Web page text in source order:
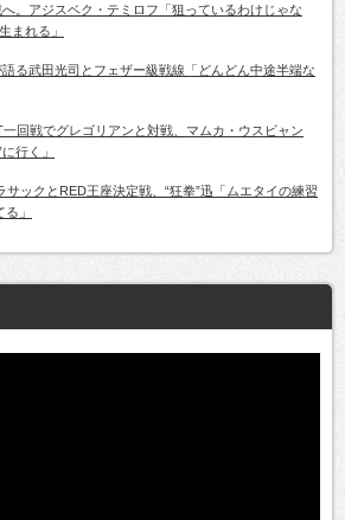
へ。アジスベク・テミロフ「狙っているわけじゃな
まれる」
語る武田光司とフェザー級戦線「どんどん中途半端な
一回戦でグレゴリアンと対戦、マムカ・ウスビャン
行く」
サックとRED王座決定戦、“狂拳”迅「ムエタイの練習
」